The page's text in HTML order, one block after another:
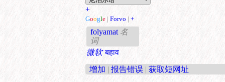
+
Google | Forvo | +
folyamat 名
词
微软 बहाव
增加 | 报告错误 | 获取短网址